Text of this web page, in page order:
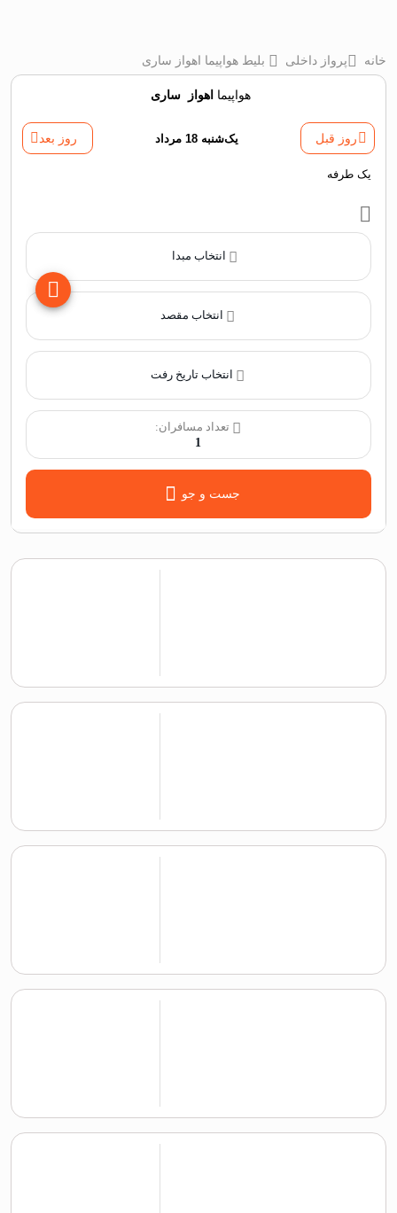
خانه پرواز داخلی بلیط هواپیما اهواز ساری
هواپیما اهواز ‌ساری
روز قبل یک‌شنبه 18 مرداد روز بعد
یک طرفه
انتخاب مبدا
انتخاب مقصد
تعداد مسافران:
1
جست و جو